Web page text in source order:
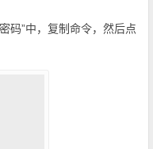
码”中，复制命令，然后点